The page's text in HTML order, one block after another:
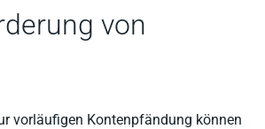
von
vorläufigen Kontenpfändung können